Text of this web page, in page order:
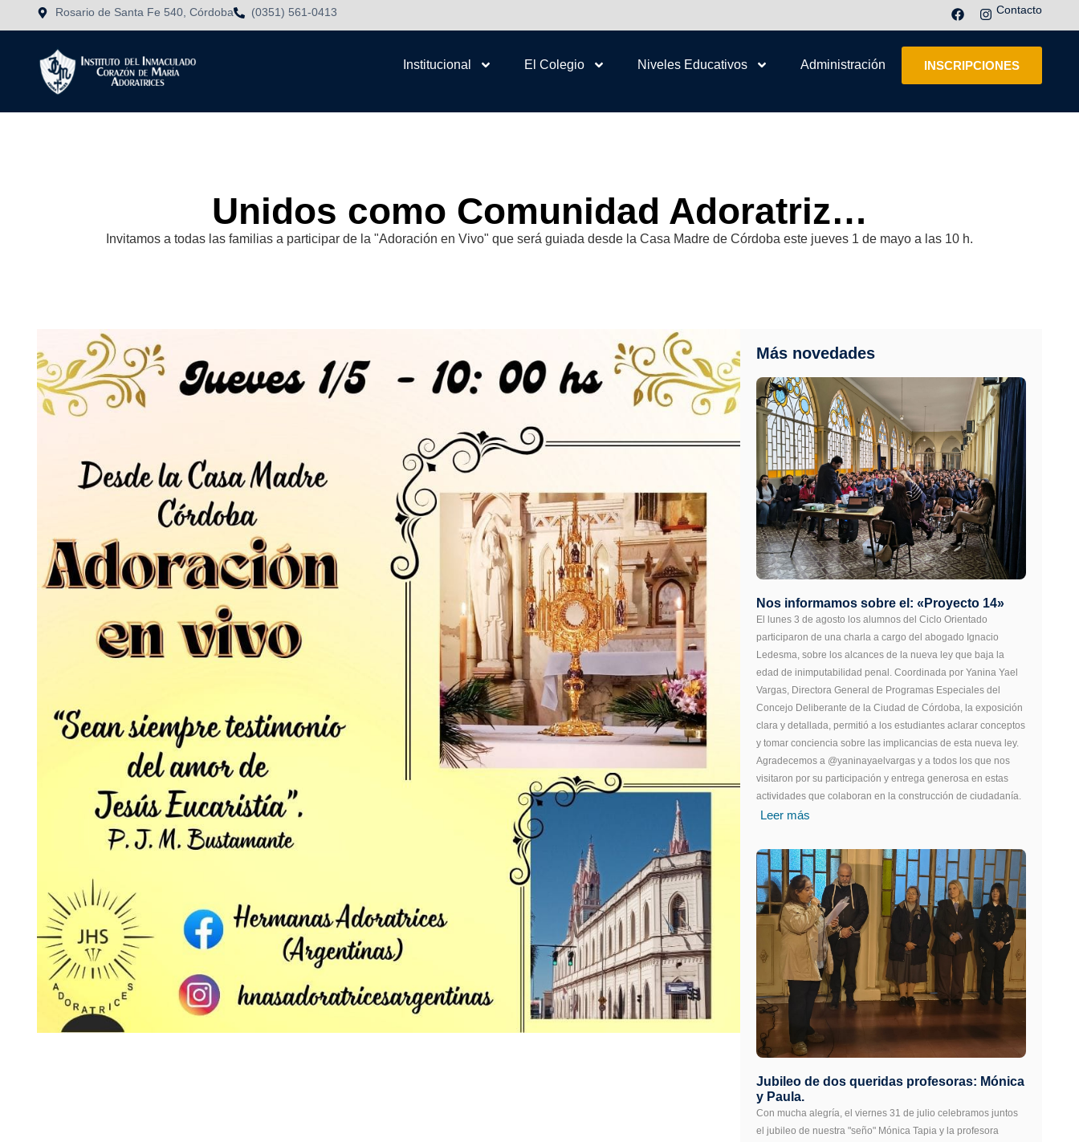
Rosario de Santa Fe 540, Córdoba (0351) 561-0413 Contacto
Institucional El Colegio Niveles Educativos Administración INSCRIPCIONES
Unidos como Comunidad Adoratriz…
Invitamos a todas las familias a participar de la "Adoración en Vivo" que será guiada desde la Casa Madre de Córdoba este jueves 1 de mayo a las 10 h.
Más novedades
Nos informamos sobre el: «Proyecto 14»
El lunes 3 de agosto los alumnos del Ciclo Orientado
participaron de una charla a cargo del abogado Ignacio
Ledesma, sobre los alcances de la nueva ley que baja la
edad de inimputabilidad penal. Coordinada por Yanina Yael
Vargas, Directora General de Programas Especiales del
Concejo Deliberante de la Ciudad de Córdoba, la exposición
clara y detallada, permitió a los estudiantes aclarar conceptos
y tomar conciencia sobre las implicancias de esta nueva ley.
Agradecemos a @yaninayaelvargas y a todos los que nos
visitaron por su participación y entrega generosa en estas
actividades que colaboran en la construcción de ciudadanía.
Leer más
Jubileo de dos queridas profesoras: Mónica
y Paula.
Con mucha alegría, el viernes 31 de julio celebramos juntos
el jubileo de nuestra "seño" Mónica Tapia y la profesora